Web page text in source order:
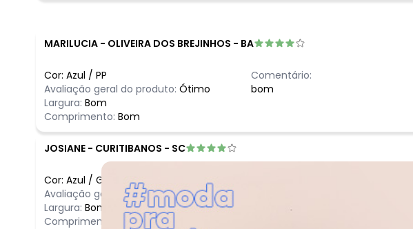
fevereiro/2026
MARILUCIA - OLIVEIRA DOS BREJINHOS - BA
Cor: Azul / PP
Avaliação geral do produto: Ótimo
Largura: Bom
Comprimento: Bom
Comentário:
bom
JOSIANE - CURITIBANOS - SC
Cor: Azul / G
Avaliação geral do produto: Ótimo
Largura: Bom
Comprimento:
Bom